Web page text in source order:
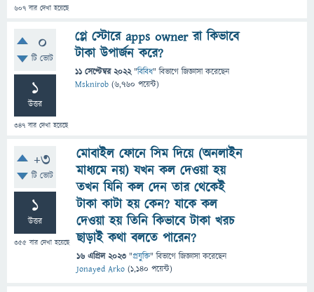
607 বার দেখা হয়েছে
0
টি ভোট
1
উত্তর
347 বার দেখা হয়েছে
প্লে স্টোরে apps owner রা কিভাবে
টাকা উপার্জন করে?
11 সেপ্টেম্বর 2022 "বিবিধ" বিভাগে জিজ্ঞাসাকরেছেন
Msknirob (6,760 পয়েন্ট)
+3
টি ভোট
1
উত্তর
355 বার দেখা হয়েছে
মোবাইল ফোনে সিম দিয়ে (অনলাইন
মাধ্যমে নয়) যখন কল দেওয়া হয়
তখন যিনি কল দেন তার থেকেই
টাকা কাটা হয় কেন? যাকে কল
দেওয়া হয় তিনি কিভাবে টাকা খরচ
ছাড়াই কথা বলতে পারেন?
16 এপ্রিল 2023 "প্রযুক্তি" বিভাগে জিজ্ঞাসাকরেছেন
Jonayed Arko (1,140 পয়েন্ট)